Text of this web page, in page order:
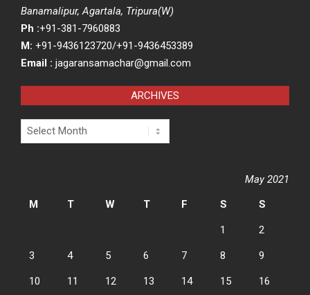
Banamalipur, Agartala, Tripura(W)
Ph :+91-381-7960883
M: +91-9436123720/+91-9436453389
Email : jagaransamachar@gmail.com
ARCHIVES
Archives
May 2021
M
T W T F S S
1 2
3 4 5 6 7 8 9
10 11 12 13 14 15 16